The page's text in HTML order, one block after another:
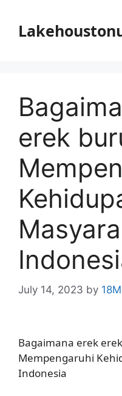
content
erek
July 14, 2023 by
Bagaimana erek
Mempengaruhi
Indonesia